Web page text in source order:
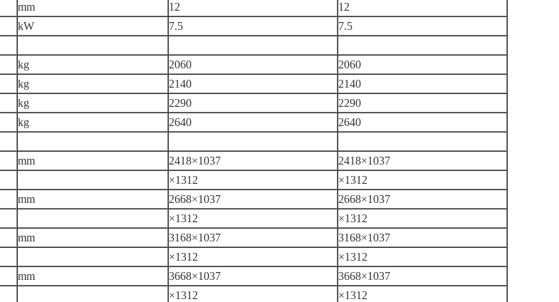
mm 12
12
kW 7.5
7.5
kg 2060
2060
kg 2140
2140
kg 2290
2290
kg 2640
2640
mm 2418×1037
2418×1037
×1312
×1312
mm 2668×1037
2668×1037
×1312
×1312
mm 3168×1037
3168×1037
×1312
×1312
mm 3668×1037
3668×1037
×1312
×1312